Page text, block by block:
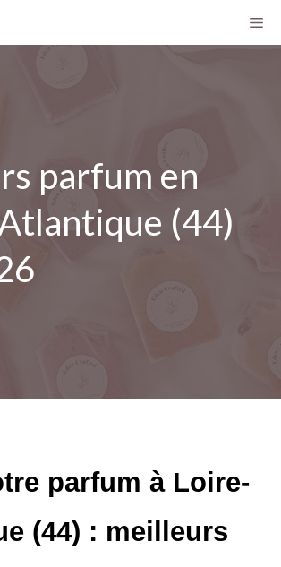
parfum en
(44)
parfum à Loire-
(44) : meilleurs